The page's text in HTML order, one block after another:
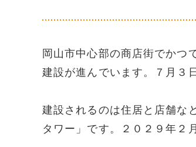
岡山市中心部の商店街でかつ
建設が進んでいます。７月３
建設されるのは住居と店舗な
タワー」です。２０２９年２